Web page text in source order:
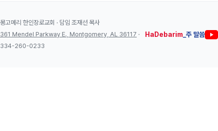
몽고메리 한인장로교회 · 담임 조재선 목사
361 Mendel Parkway E., Montgomery, AL 36117 ·
334-260-0233
HaDebarim _주 말씀